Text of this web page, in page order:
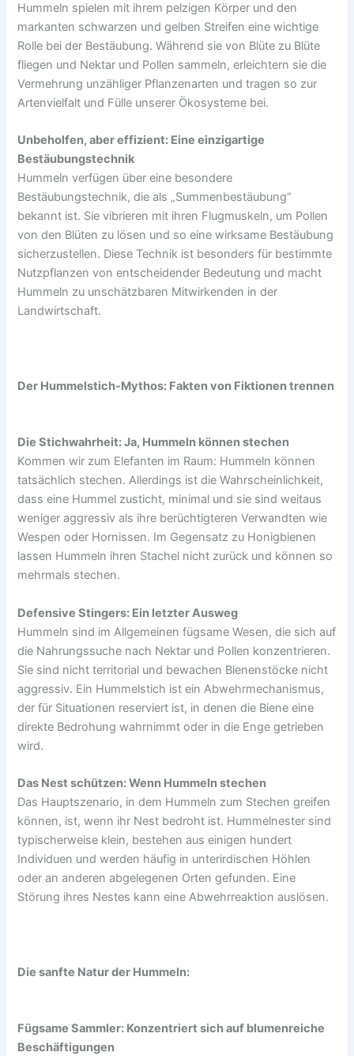
Hummeln spielen mit ihrem pelzigen Körper und den
markanten schwarzen und gelben Streifen eine wichtige
Rolle bei der Bestäubung. Während sie von Blüte zu Blüte
fliegen und Nektar und Pollen sammeln, erleichtern sie die
Vermehrung unzähliger Pflanzenarten und tragen so zur
Artenvielfalt und Fülle unserer Ökosysteme bei.
Unbeholfen, aber effizient: Eine einzigartige
Bestäubungstechnik
Hummeln verfügen über eine besondere
Bestäubungstechnik, die als „Summenbestäubung“
bekannt ist. Sie vibrieren mit ihren Flugmuskeln, um Pollen
von den Blüten zu lösen und so eine wirksame Bestäubung
sicherzustellen. Diese Technik ist besonders für bestimmte
Nutzpflanzen von entscheidender Bedeutung und macht
Hummeln zu unschätzbaren Mitwirkenden in der
Landwirtschaft.
Der Hummelstich-Mythos: Fakten von Fiktionen trennen
Die Stichwahrheit: Ja, Hummeln können stechen
Kommen wir zum Elefanten im Raum: Hummeln können
tatsächlich stechen. Allerdings ist die Wahrscheinlichkeit,
dass eine Hummel zusticht, minimal und sie sind weitaus
weniger aggressiv als ihre berüchtigteren Verwandten wie
Wespen oder Hornissen. Im Gegensatz zu Honigbienen
lassen Hummeln ihren Stachel nicht zurück und können so
mehrmals stechen.
Defensive Stingers: Ein letzter Ausweg
Hummeln sind im Allgemeinen fügsame Wesen, die sich auf
die Nahrungssuche nach Nektar und Pollen konzentrieren.
Sie sind nicht territorial und bewachen Bienenstöcke nicht
aggressiv. Ein Hummelstich ist ein Abwehrmechanismus,
der für Situationen reserviert ist, in denen die Biene eine
direkte Bedrohung wahrnimmt oder in die Enge getrieben
wird.
Das Nest schützen: Wenn Hummeln stechen
Das Hauptszenario, in dem Hummeln zum Stechen greifen
können, ist, wenn ihr Nest bedroht ist. Hummelnester sind
typischerweise klein, bestehen aus einigen hundert
Individuen und werden häufig in unterirdischen Höhlen
oder an anderen abgelegenen Orten gefunden. Eine
Störung ihres Nestes kann eine Abwehrreaktion auslösen.
Die sanfte Natur der Hummeln:
Fügsame Sammler: Konzentriert sich auf blumenreiche
Beschäftigungen